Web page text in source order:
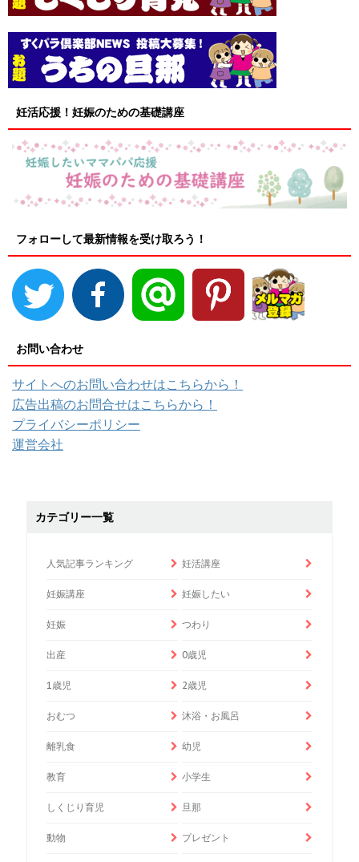
妊活応援！妊娠のための基礎講座
フォローして最新情報を受け取ろう！
お問い合わせ
サイトへのお問い合わせはこちらから！
広告出稿のお問合せはこちらから！
プライバシーポリシー
運営会社
カテゴリー一覧
人気記事ランキング 妊活講座
妊娠講座 妊娠したい
妊娠 つわり
出産 0歳児
1歳児 2歳児
おむつ 沐浴・お風呂
離乳食 幼児
教育 小学生
しくじり育児 旦那
動物 プレゼント